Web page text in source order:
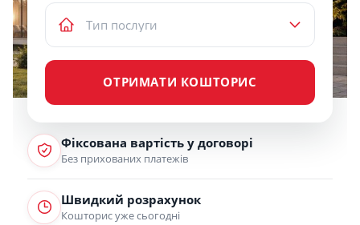
ОТРИМАТИ КОШТОРИС
Фіксована вартість у договорі
Без прихованих платежів
Швидкий розрахунок
Кошторис уже сьогодні